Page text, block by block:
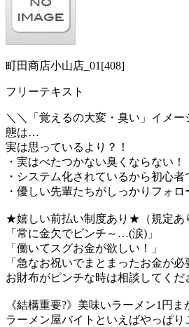
町田商店小山店_01[408]
フリーテキスト
＼＼「覚えるの大変・臭い」イメ
態は…
実は思っているより？！
・実はべたつかない臭くならない！
・システム化されているから初心者
・優しい先輩たちがしっかりフォロ
★嬉しい前払い制度あり★（規定あ
「常に金欠でピンチ～…(涙)」
「働いてスグお金が欲しい！」
「急なお祝いでまとまったお金が
お財布がピンチな時は相談してくだ
《結構重要?》美味いラーメン1円ま
ラーメン屋バイトといえばやっぱり